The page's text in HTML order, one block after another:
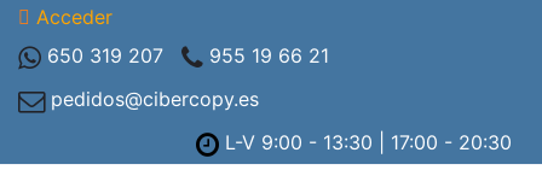
Acceder
650 319 207
955 19 66 21
pedidos@cibercopy.es
L-V 9:00 - 13:30 | 17:00 - 20:30